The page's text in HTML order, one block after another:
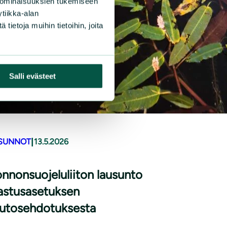
alan
tietoja muihin tietoihin, joita
Salli evästeet
| 13.5.2026
lausunto